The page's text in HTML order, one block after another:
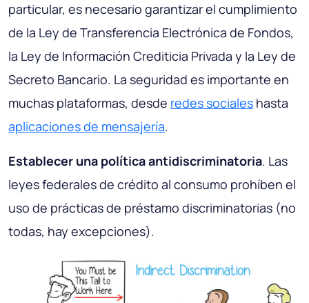
particular, es necesario garantizar el cumplimiento
de la Ley de Transferencia Electrónica de Fondos,
la Ley de Información Crediticia Privada y la Ley de
Secreto Bancario. La seguridad es importante en
muchas plataformas, desde redes sociales hasta
aplicaciones de mensajería.
Establecer una política antidiscriminatoria. Las
leyes federales de crédito al consumo prohíben el
uso de prácticas de préstamo discriminatorias (no
todas, hay excepciones).